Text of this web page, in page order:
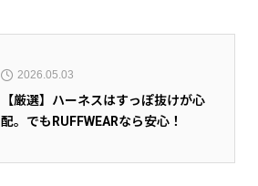
2026.05.03
【厳選】ハーネスはすっぽ抜けが心
配。でもRUFFWEARなら安心！